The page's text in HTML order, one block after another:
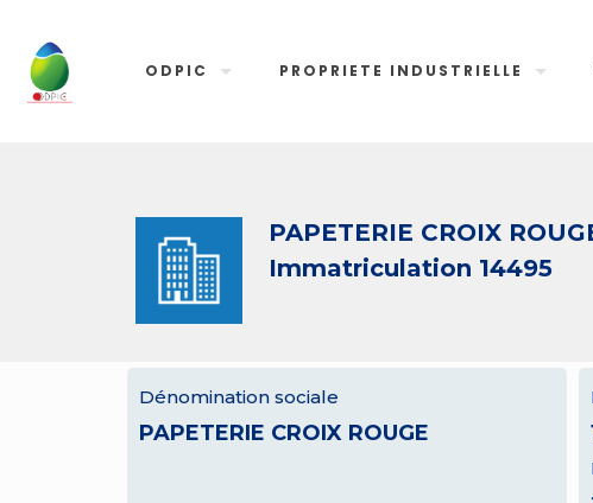
ODPIC PROPRIETE INDUSTRIELLE
PAPETERIE CROIX
Immatriculation 14495
Dénomination sociale
PAPETERIE CROIX ROUGE